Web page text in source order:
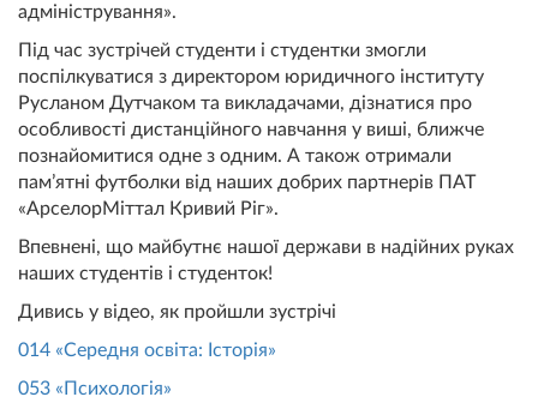
адміністрування».
Під час зустрічей студенти і студентки змогли
поспілкуватися з директором юридичного інституту
Русланом Дутчаком та викладачами, дізнатися про
особливості дистанційного навчання у виші, ближче
познайомитися одне з одним. А також отримали
пам’ятні футболки від наших добрих партнерів ПАТ
«АрселорМіттал Кривий Ріг».
Впевнені, що майбутнє нашої держави в надійних руках
наших студентів і студенток!
Дивись у відео, як пройшли зустрічі
014 «Середня освіта: Історія»
053 «Психологія»